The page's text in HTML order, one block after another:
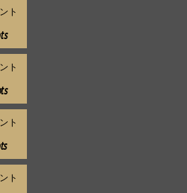
ト
ト
ト
ト